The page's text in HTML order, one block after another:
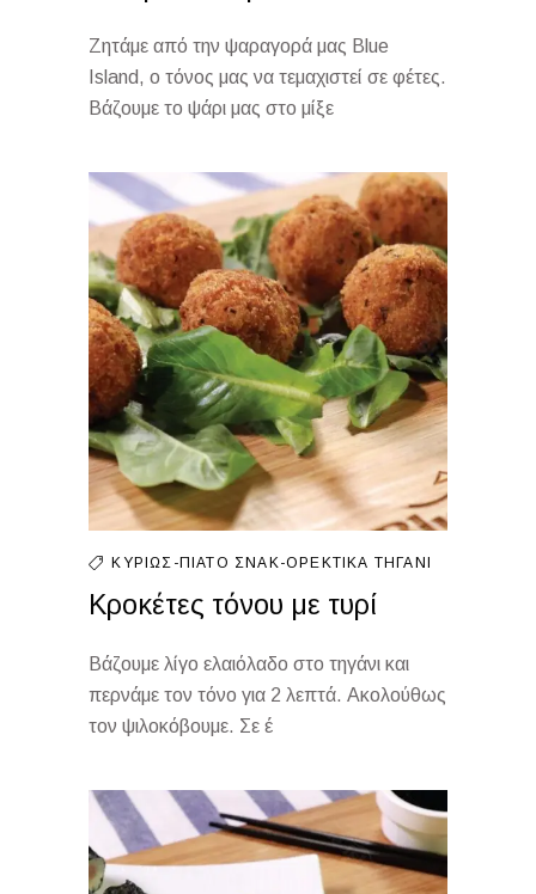
Ζητάμε από την ψαραγορά μας Blue
Island, ο τόνος μας να τεμαχιστεί σε φέτες.
Βάζουμε το ψάρι μας στο μίξε
ΚΥΡΊΩΣ-ΠΙΆΤΟ ΣΝΑΚ-ΟΡΕΚΤΙΚΆ ΤΗΓΆΝΙ
Κροκέτες τόνου με τυρί
Βάζουμε λίγο ελαιόλαδο στο τηγάνι και
περνάμε τον τόνο για 2 λεπτά. Ακολούθως
τον ψιλοκόβουμε. Σε έ